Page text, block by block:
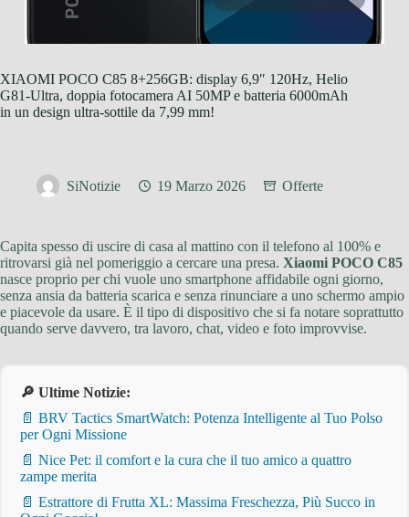
XIAOMI POCO C85 8+256GB: display 6,9″ 120Hz, Helio
G81-Ultra, doppia fotocamera AI 50MP e batteria 6000mAh
in un design ultra-sottile da 7,99 mm!
SiNotizie 19 Marzo 2026 Offerte
Capita spesso di uscire di casa al mattino con il telefono al 100% e
ritrovarsi già nel pomeriggio a cercare una presa. Xiaomi POCO C85
nasce proprio per chi vuole uno smartphone affidabile ogni giorno,
senza ansia da batteria scarica e senza rinunciare a uno schermo ampio
e piacevole da usare. È il tipo di dispositivo che si fa notare soprattutto
quando serve davvero, tra lavoro, chat, video e foto improvvise.
🔎 Ultime Notizie:
📄 BRV Tactics SmartWatch: Potenza Intelligente al Tuo Polso
per Ogni Missione
📄 Nice Pet: il comfort e la cura che il tuo amico a quattro
zampe merita
📄 Estrattore di Frutta XL: Massima Freschezza, Più Succo in